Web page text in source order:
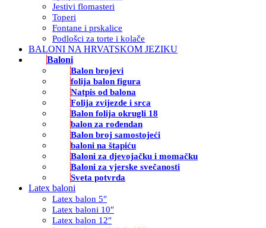
Jestivi flomasteri
Toperi
Fontane i prskalice
Podlošci za torte i kolače
BALONI NA HRVATSKOM JEZIKU
Baloni
Balon brojevi
folija balon figura
Natpis od balona
Folija zvijezde i srca
Balon folija okrugli 18
balon za rođendan
Balon broj samostojeći
baloni na štapiću
Baloni za djevojačku i momačku
Baloni za vjerske svečanosti
Sveta potvrda
Latex baloni
Latex balon 5″
Latex baloni 10″
Latex balon 12″